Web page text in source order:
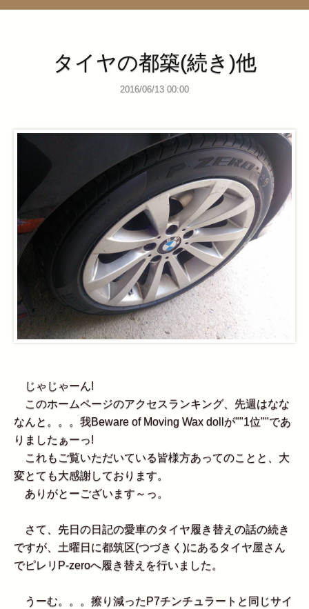
タイヤの都築(続き)他
2016/06/13 00:00
じゃじゃーん!
このホームページのアクセスランキング、先週はなな
なんと。。。我Beware of Moving Wax dollが""1位""であ
りましたぁーっ!
これもご覧いただいている皆様方あってのことと、大
変とても大感謝しております。
ありがとーございます～っ。
さて、先日の日記の愛車のタイヤ履き替えの話の続き
ですが、土曜日に都筑区(つづきく)にあるタイヤ屋さん
でピレリP-zeroへ履き替えを行いました。
うーむ。。。擦り減ったP7チンチュラートと同じサイ